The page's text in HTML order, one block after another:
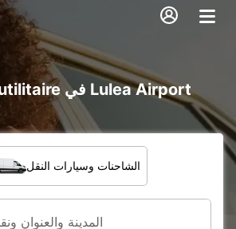
تأجير voiture و utilitaire في Lulea Airport
الشاحنات وسيارات النقل